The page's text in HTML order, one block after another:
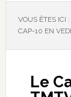
VOUS ÊTES ICI :
CAP-10 EN
Le